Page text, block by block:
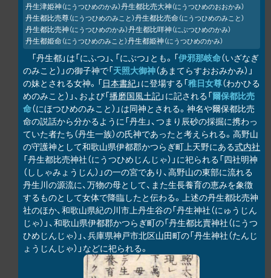
丹生津姫神（にうつひめのかみ）丹生都比売大神（にうつひめのおおかみ）
丹生都比売尊（にうつひめのみこと）丹生都比売命（にうつひめのみこと）
丹生都比売神（にうつひめのかみ）丹生都比咩神（にぶつひめのかみ）
丹生都姫命（にうつひめのみこと）丹生都姫神（にうつひめのかみ）
「丹生都」は「にふつ」、「にぶつ」とも。「伊邪那岐命（いざなぎ
のみこと）」の御子神で「天照大御神（あまてらすおおみかみ）」
の妹とされる女神。「日本書紀」に登場する「稚日女尊（わかひる
めのみこと）」、および「播磨国風土記」に記される「爾保都比売
命（にほつひめのみこと）」は同神とされる。神名や爾保都比売
命の説話から分かるように「丹生」、つまり辰砂の採掘に携わっ
ていた者たち（丹生一族）の氏神であったと考えられる。高野山
の守護神として和歌山県伊都郡かつらぎ町上天野にある式内社
「丹生都比売神社（にうつひめじんじゃ）」に祀られる「四社明神
（ししゃみょうじん）」の一の宮であり、高野山の東部に流れる
丹生川の源流に、万物の母として、また生長養育の恵みを象徴
するものとして女体で降臨したと伝わる。上述の丹生都比売神
社のほか、和歌山県紀の川市上丹生谷の「丹生神社（にゅうじん
じゃ）」、和歌山県伊都郡かつらぎ町の「丹生都比賣神社（にうつ
ひめじんじゃ）」、兵庫県神戸市北区山田町の「丹生神社（たんじ
ょうじんじゃ）」などに祀られる。